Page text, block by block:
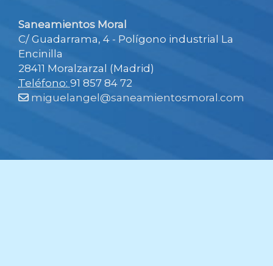
Saneamientos Moral
C/ Guadarrama, 4 - Polígono industrial La
Encinilla
28411 Moralzarzal (Madrid)
Teléfono: 91 857 84 72
miguelangel
saneamientosmoral.com